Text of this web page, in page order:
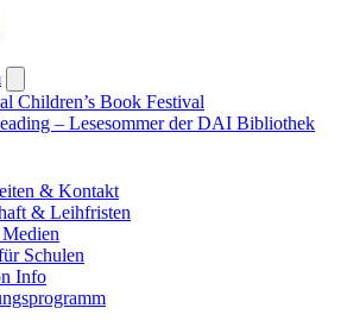
submenu
Children’s Book Festival
– Lesesommer der DAI Bibliothek
& Kontakt
& Leihfristen
Schulen
Info